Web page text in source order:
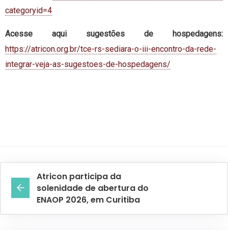
categoryid=4
Acesse aqui sugestões de hospedagens:
https://atricon.org.br/tce-rs-sediara-o-iii-encontro-da-rede-
integrar-veja-as-sugestoes-de-hospedagens/
Atricon participa da
solenidade de abertura do
ENAOP 2026, em Curitiba